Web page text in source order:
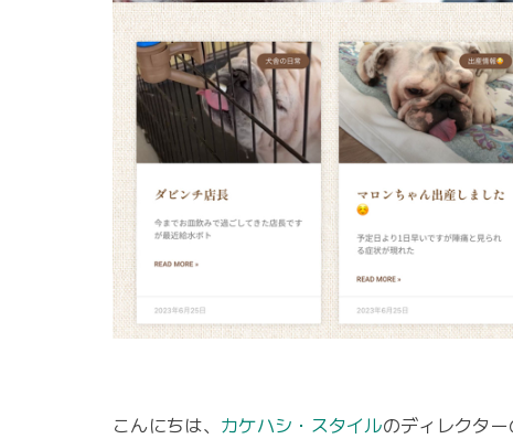
こんにちは、 カケハシ・スタイルのディレクター